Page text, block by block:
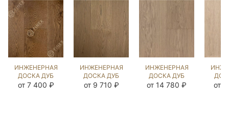
ИНЖЕНЕРНАЯ
ДОСКА ДУБ
ЭСТЕЙТ NEW
от 7 400 ₽
ИНЖЕНЕРНАЯ
ДОСКА ДУБ
ЭСТЕЙТ NEW
от 9 710 ₽
ИНЖЕНЕРНАЯ
ДОСКА ДУБ
ГАЛО
от 14 780 ₽ от